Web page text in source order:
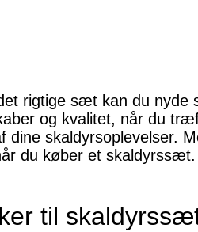
rigtige sæt kan du nyde
og kvalitet, når du
skaldyrsoplevelser.
du køber et skaldyrssæt.
til